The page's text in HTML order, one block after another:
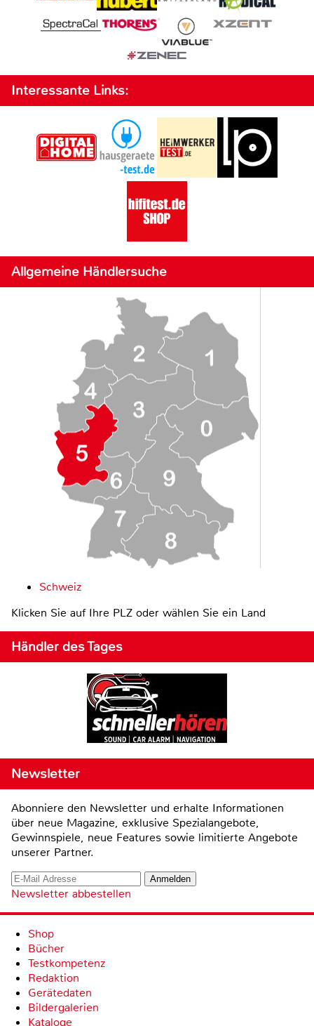
Interessante Links:
Allgemeine Händlersuche
Schweiz
Klicken Sie auf Ihre PLZ oder wählen Sie ein Land
Händler des Tages
Newsletter
Abonniere den Newsletter und erhalte Informationen
über neue Magazine, exklusive Spezialangebote,
Gewinnspiele, neue Features sowie limitierte Angebote
unserer Partner.
Newsletter abbestellen
Shop
Bücher
Testkompetenz
Redaktion
Gerätedaten
Bildergalerien
Kataloge